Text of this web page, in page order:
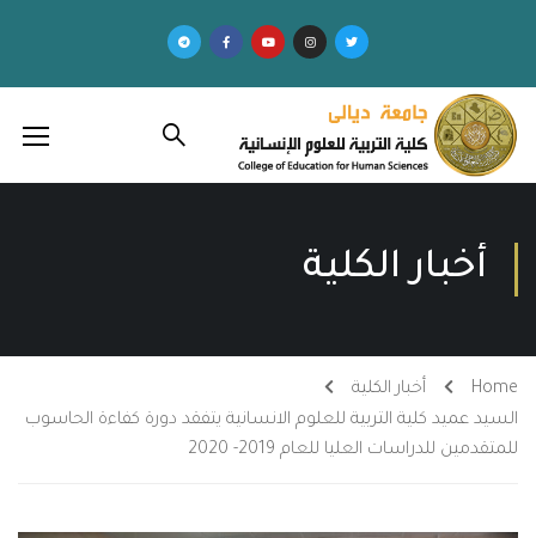
أخبار الكلية
Home
أخبار الكلية
السيد عميد كلية التربية للعلوم الانسانية يتفقد دورة كفاءة الحاسوب
للمتقدمين للدراسات العليا للعام 2019- 2020